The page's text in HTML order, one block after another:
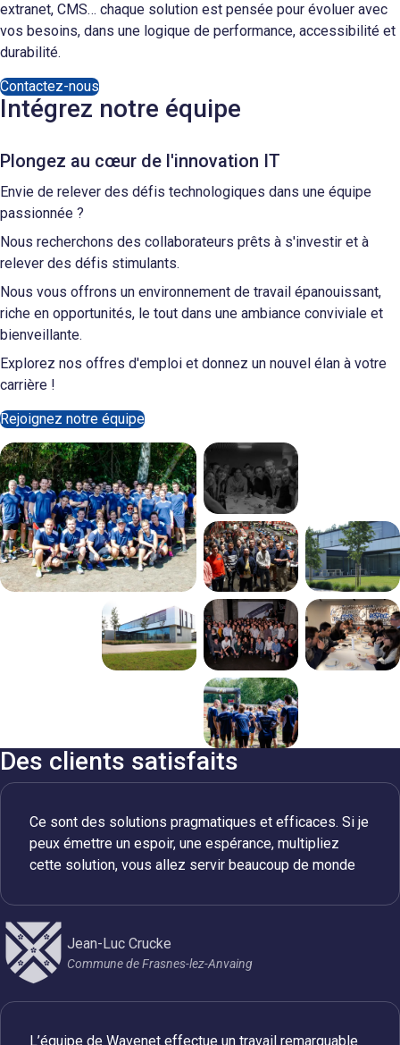
extranet, CMS… chaque solution est pensée pour évoluer avec
vos besoins, dans une logique de performance, accessibilité et
durabilité.
Contactez-nous
Intégrez notre équipe
Plongez au cœur de l'innovation IT
Envie de relever des défis technologiques dans une équipe
passionnée ?
Nous recherchons des collaborateurs prêts à s'investir et à
relever des défis stimulants.
Nous vous offrons un environnement de travail épanouissant,
riche en opportunités, le tout dans une ambiance conviviale et
bienveillante.
Explorez nos offres d'emploi et donnez un nouvel élan à votre
carrière !
Rejoignez notre équipe
Des clients satisfaits
Ce sont des solutions pragmatiques et efficaces. Si je
peux émettre un espoir, une espérance, multipliez
cette solution, vous allez servir beaucoup de monde
Jean-Luc Crucke
Commune de Frasnes-lez-Anvaing
L’équipe de Wavenet effectue un travail remarquable